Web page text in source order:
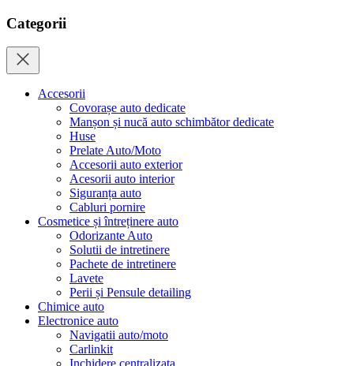
Categorii
Accesorii
Covorașe auto dedicate
Manșon și nucă auto schimbător dedicate
Huse
Prelate Auto/Moto
Accesorii auto exterior
Acesorii auto interior
Siguranța auto
Cabluri pornire
Cosmetice și întreținere auto
Odorizante Auto
Solutii de intretinere
Pachete de intretinere
Lavete
Perii și Pensule detailing
Chimice auto
Electronice auto
Navigatii auto/moto
Carlinkit